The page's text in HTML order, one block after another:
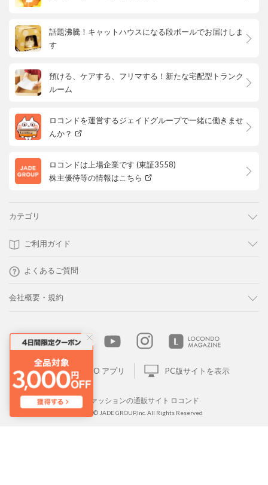
話題沸騰！キャットハウスになる段ボールでお届けしま
す
預ける、ケアする、フリマする！新たな宅配型トランク
ルーム
ロコンドを運営するジェイドグループで一緒に働きませ
んか？
ロコンドは上場企業です (東証3558)
株主優待等の情報はこちら
カテゴリ
ご利用ガイド
よくあるご質問
会社概要・規約
LOCONDO アプリ PC版サイトを表示
靴とファッションの通販サイト ロコンド
Copyright © JADE GROUP,Inc. All Rights Reserved